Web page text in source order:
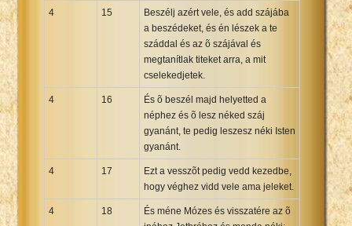
4 15
Beszélj azért vele, és add szájába
a beszédeket, és én lészek a te
száddal és az õ szájával és
megtanítlak titeket arra, a mit
cselekedjetek.
4 16
És õ beszél majd helyetted a
néphez és õ lesz néked száj
gyanánt, te pedig leszesz néki Isten
gyanánt.
4 17
Ezt a vesszõt pedig vedd kezedbe,
hogy véghez vidd vele ama jeleket.
4 18
És méne Mózes és visszatére az õ